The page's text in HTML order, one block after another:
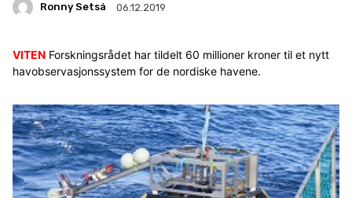
Ronny Setså 06.12.2019
VITEN Forskningsrådet har tildelt 60 millioner kroner til et nytt
havobservasjonssystem for de nordiske havene.